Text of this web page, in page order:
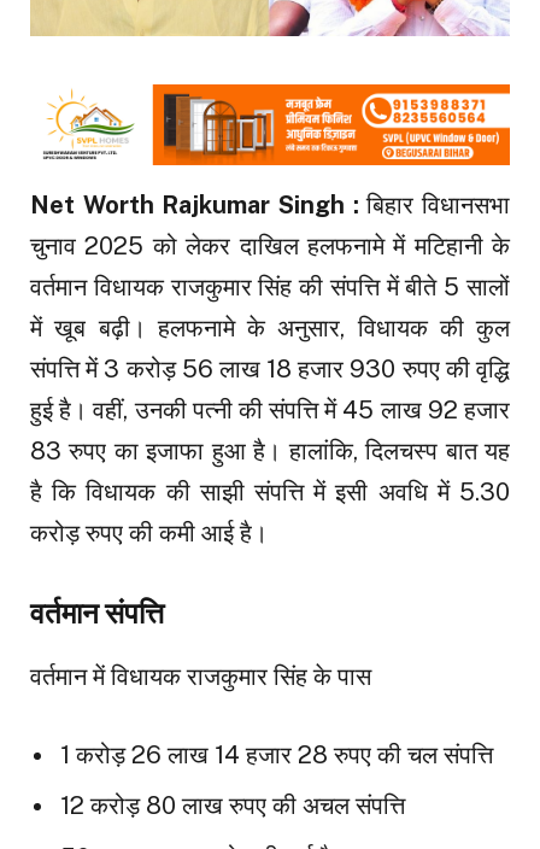
Net Worth Rajkumar Singh : बिहार विधानसभा
चुनाव 2025 को लेकर दाखिल हलफनामे में मटिहानी के
वर्तमान विधायक राजकुमार सिंह की संपत्ति में बीते 5 सालों
में खूब बढ़ी। हलफनामे के अनुसार, विधायक की कुल
संपत्ति में 3 करोड़ 56 लाख 18 हजार 930 रुपए की वृद्धि
हुई है। वहीं, उनकी पत्नी की संपत्ति में 45 लाख 92 हजार
83 रुपए का इजाफा हुआ है। हालांकि, दिलचस्प बात यह
है कि विधायक की साझी संपत्ति में इसी अवधि में 5.30
करोड़ रुपए की कमी आई है।
वर्तमान संपत्ति
वर्तमान में विधायक राजकुमार सिंह के पास
1 करोड़ 26 लाख 14 हजार 28 रुपए की चल संपत्ति
12 करोड़ 80 लाख रुपए की अचल संपत्ति